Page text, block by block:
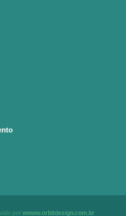
porwwww.orbitdesign.com.br